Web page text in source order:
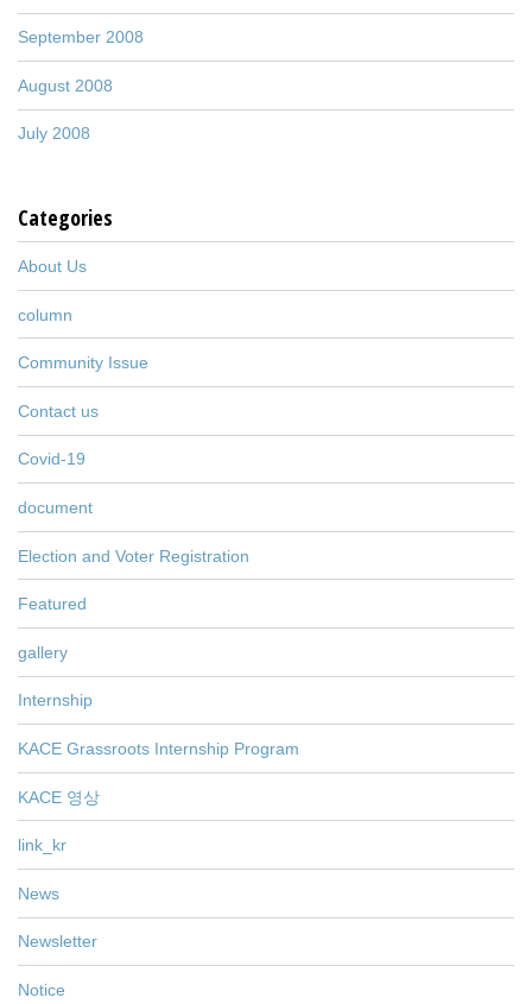
September 2008
August 2008
July 2008
Categories
About Us
column
Community Issue
Contact us
Covid-19
document
Election and Voter Registration
Featured
gallery
Internship
KACE Grassroots Internship Program
KACE 영상
link_kr
News
Newsletter
Notice